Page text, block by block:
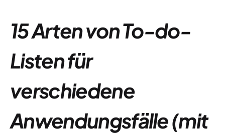
15 Arten von To-do-
Listen für
verschiedene
Anwendungsfälle (mit